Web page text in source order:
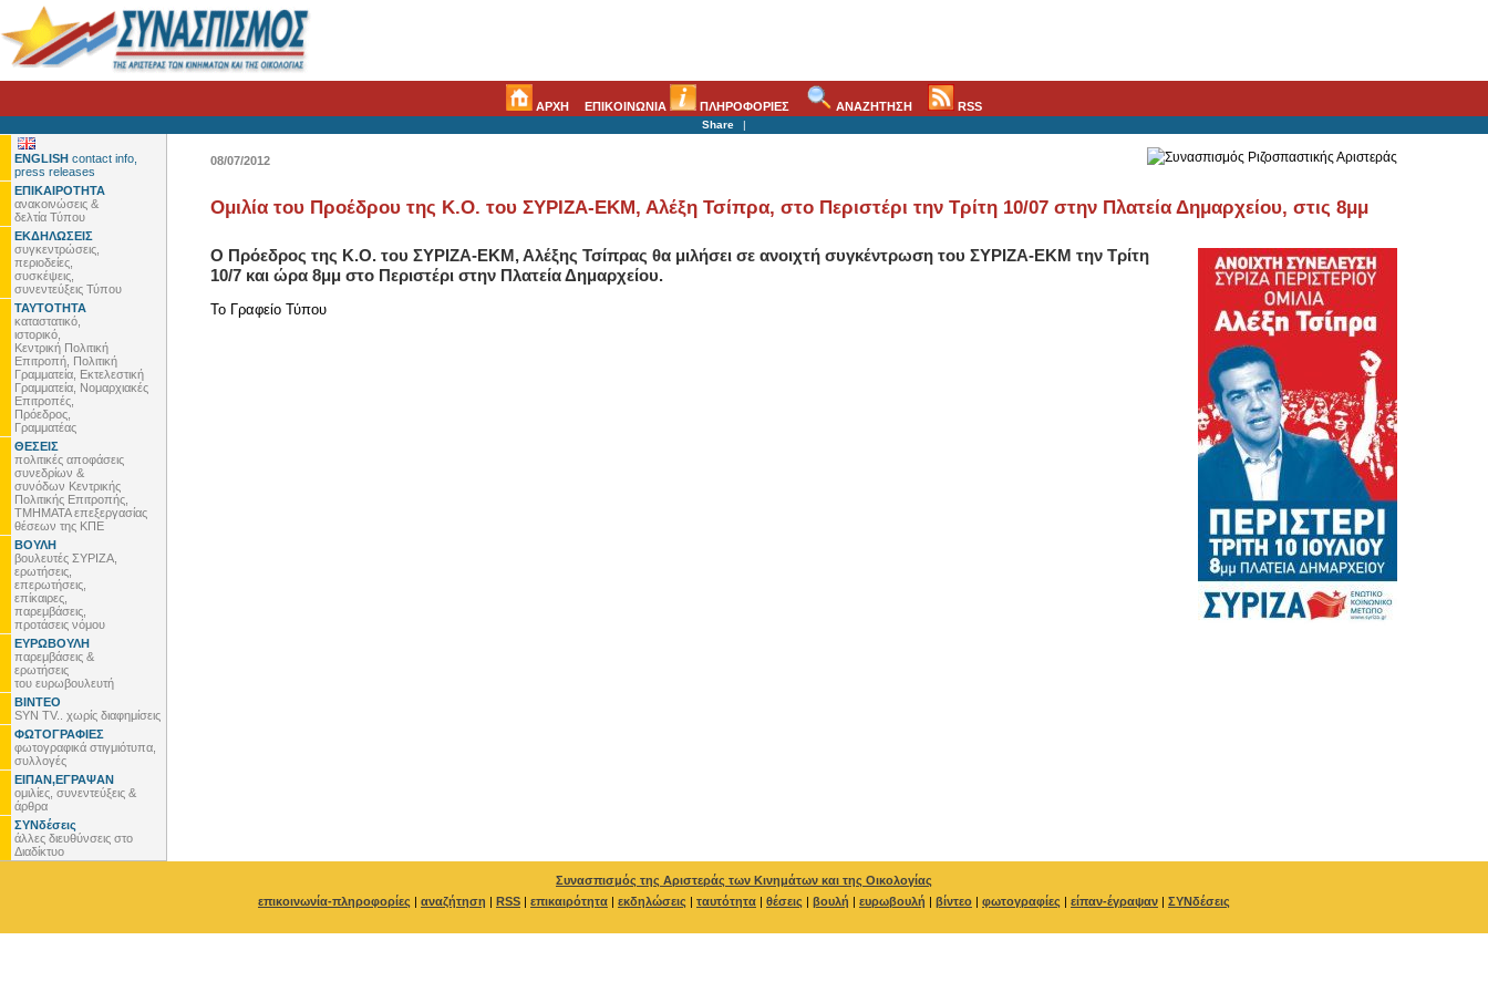
ΑΡΧΗ ΕΠΙΚΟΙΝΩΝΙΑ ΠΛΗΡΟΦΟΡΙΕΣ ΑΝΑΖΗΤΗΣΗ RSS
Share |
ENGLISH contact info,
press releases
ΕΠΙΚΑΙΡΟΤΗΤΑ
ανακοινώσεις &
δελτία Τύπου
ΕΚΔΗΛΩΣΕΙΣ
συγκεντρώσεις,
περιοδείες,
συσκέψεις,
συνεντεύξεις Τύπου
ΤΑΥΤΟΤΗΤΑ
καταστατικό,
ιστορικό,
Κεντρική Πολιτική
Επιτροπή, Πολιτική
Γραμματεία, Εκτελεστική
Γραμματεία, Νομαρχιακές
Επιτροπές,
Πρόεδρος,
Γραμματέας
ΘΕΣΕΙΣ
πολιτικές αποφάσεις
συνεδρίων &
συνόδων Κεντρικής
Πολιτικής Επιτροπής,
ΤΜΗΜΑΤΑ επεξεργασίας
θέσεων της ΚΠΕ
ΒΟΥΛΗ
βουλευτές ΣΥΡΙΖΑ,
ερωτήσεις,
επερωτήσεις,
επίκαιρες,
παρεμβάσεις,
προτάσεις νόμου
ΕΥΡΩΒΟΥΛΗ
παρεμβάσεις &
ερωτήσεις
του ευρωβουλευτή
ΒΙΝΤΕΟ
SYN TV.. χωρίς διαφημίσεις
ΦΩΤΟΓΡΑΦΙΕΣ
φωτογραφικά στιγμιότυπα,
συλλογές
ΕΙΠΑΝ,ΕΓΡΑΨΑΝ
ομιλίες, συνεντεύξεις &
άρθρα
ΣΥΝδέσεις
άλλες διευθύνσεις στο
Διαδίκτυο
08/07/2012
Ομιλία του Προέδρου της Κ.Ο. του ΣΥΡΙΖΑ-ΕΚΜ, Αλέξη Τσίπρα, στο Περιστέρι την Τρίτη 10/07 στην Πλατεία Δημαρχείου, στις 8μμ
Ο Πρόεδρος της Κ.Ο. του ΣΥΡΙΖΑ-ΕΚΜ, Αλέξης Τσίπρας θα μιλήσει σε ανοιχτή συγκέντρωση του ΣΥΡΙΖΑ-ΕΚΜ την Τρίτη
10/7 και ώρα 8μμ στο Περιστέρι στην Πλατεία Δημαρχείου.
To Γραφείο Τύπου
Συνασπισμός της Αριστεράς των Κινημάτων και της Οικολογίας
επικοινωνία-πληροφορίες | αναζήτηση | RSS | επικαιρότητα | εκδηλώσεις | ταυτότητα | θέσεις | βουλή | ευρωβουλή | βίντεο | φωτογραφίες | είπαν-έγραψαν | ΣΥΝδέσεις